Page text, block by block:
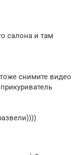
салона и там
снимите видео